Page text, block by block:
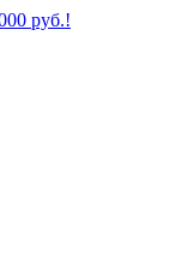
руб.!